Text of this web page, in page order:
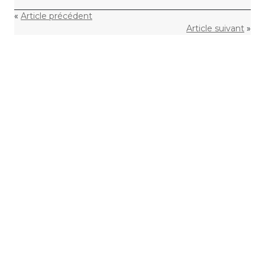
« Article précédent
Article suivant »